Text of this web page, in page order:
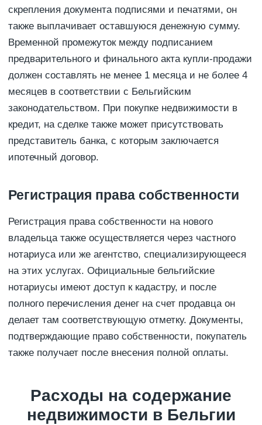
скрепления документа подписями и печатями, он
также выплачивает оставшуюся денежную сумму.
Временной промежуток между подписанием
предварительного и финального акта купли-продажи
должен составлять не менее 1 месяца и не более 4
месяцев в соответствии с Бельгийским
законодательством. При покупке недвижимости в
кредит, на сделке также может присутствовать
представитель банка, с которым заключается
ипотечный договор.
Регистрация права собственности
Регистрация права собственности на нового
владельца также осуществляется через частного
нотариуса или же агентство, специализирующееся
на этих услугах. Официальные бельгийские
нотариусы имеют доступ к кадастру, и после
полного перечисления денег на счет продавца он
делает там соответствующую отметку. Документы,
подтверждающие право собственности, покупатель
также получает после внесения полной оплаты.
Расходы на содержание
недвижимости в Бельгии